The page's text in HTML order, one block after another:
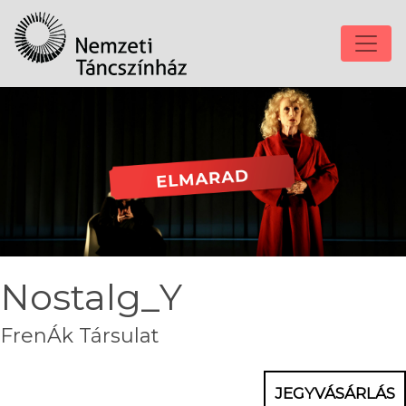
Nostalg_Y
FrenÁk Társulat
JEGYVÁSÁRLÁS